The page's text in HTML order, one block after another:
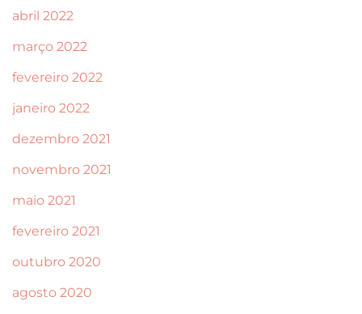
abril 2022
março 2022
fevereiro 2022
janeiro 2022
dezembro 2021
novembro 2021
maio 2021
fevereiro 2021
outubro 2020
agosto 2020